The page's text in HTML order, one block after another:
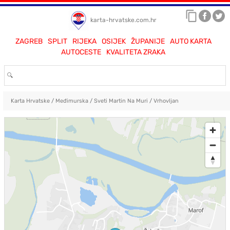
karta-hrvatske.com.hr
ZAGREB SPLIT RIJEKA OSIJEK ŽUPANIJE
AUTO KARTA
AUTOCESTE
KVALITETA ZRAKA
Karta Hrvatske/ Međimurska/ Sveti Martin Na Muri / Vrhovljan